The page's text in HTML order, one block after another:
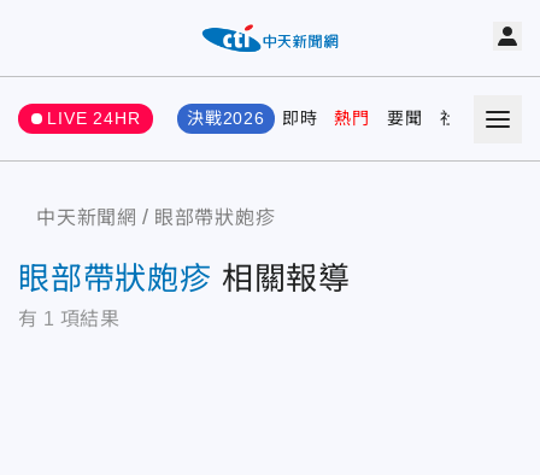
LIVE 24HR 決戰2026 即時 熱門 要聞 社會 娛樂
中天新聞網 眼部帶狀皰疹
眼部帶狀皰疹 相關報導
有 1 項結果